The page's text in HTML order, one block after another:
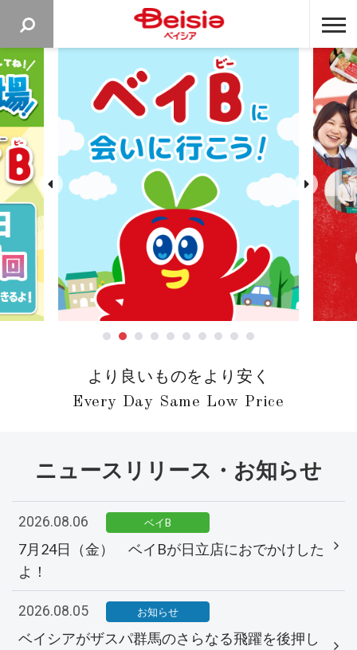
ベイシア
Next
Prev
より良いものをより安く
Every Day Same Low Price
ニュースリリース・お知らせ
2026.08.06 ベイB
7月24日（金） ベイBが日立店におでかけした
よ！
2026.08.05 お知らせ
ベイシアがザスパ群馬のさらなる飛躍を後押し